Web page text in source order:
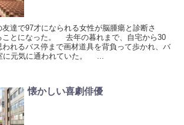
達で97才になられる女性が脳腫瘍と診断さ
ことになった。 去年の暮れまで、自宅から30
れるバス停まで画材道具を背負って歩かれ、バ
に元気に通われていた。 ...
懐かしい喜劇俳優